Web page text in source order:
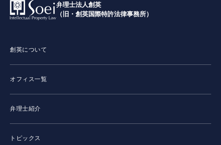
弁理士法人創英
（旧・創英国際特許法律事務所）
創英について
オフィス一覧
弁理士紹介
トピックス